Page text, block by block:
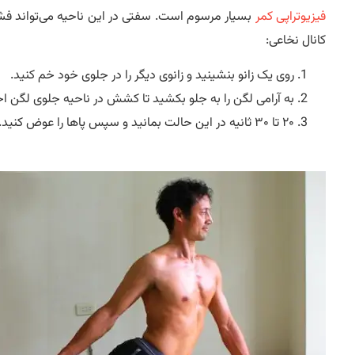
فیزیوتراپی کمر بسیار مرسوم است. سفتی در این ناحیه می‌تواند
کانال نخاعی:
روی یک زانو بنشینید و زانوی دیگر را در جلوی خود خم کنید.
به آرامی لگن را به جلو بکشید تا کشش در ناحیه جلوی
۲۰ تا ۳۰ ثانیه در این حالت بمانید و سپس پاها را عوض کنید.